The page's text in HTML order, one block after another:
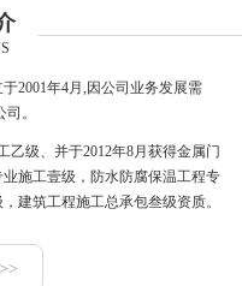
2001年4月,因公司业务发展需
。
乙级、并于2012年8月获得金属门
施工壹级，防水防腐保温工程专
建筑工程施工总承包叁级资质。